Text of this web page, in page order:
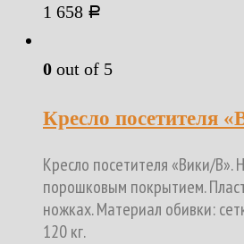
1 658 Р
0 out of 5
Кресло посетителя
Кресло посетителя «Вики/B».
порошковым покрытием.
ножках. Материал обивки:
120 кг.